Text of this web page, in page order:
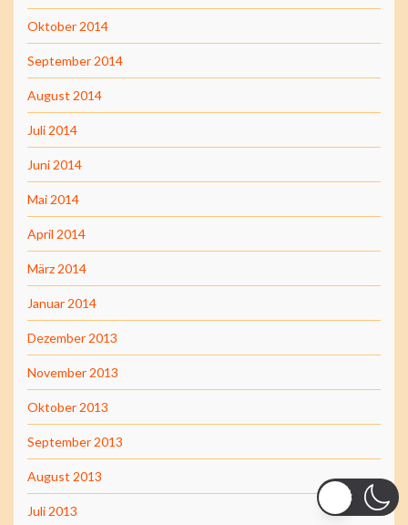
Oktober 2014
September 2014
August 2014
Juli 2014
Juni 2014
Mai 2014
April 2014
März 2014
Januar 2014
Dezember 2013
November 2013
Oktober 2013
September 2013
August 2013
Juli 2013